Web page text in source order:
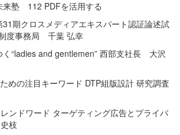
来塾 112 PDFを活用する
期クロスメディアエキスパート認証論述試
度事務局 千葉 弘幸
く“ladies and gentlemen” 西部支社長 大沢
めの注目キーワード DTP組版設計 研究調査
ンドワード ターゲティング広告とプライバ
枝